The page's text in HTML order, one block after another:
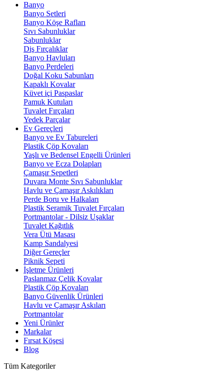
Banyo
Banyo Setleri
Banyo Köşe Rafları
Sıvı Sabunluklar
Sabunluklar
Diş Fırçalıklar
Banyo Havluları
Banyo Perdeleri
Doğal Koku Sabunları
Kapaklı Kovalar
Küvet içi Paspaslar
Pamuk Kutuları
Tuvalet Fırçaları
Yedek Parçalar
Ev Gereçleri
Banyo ve Ev Tabureleri
Plastik Çöp Kovaları
Yaşlı ve Bedensel Engelli Ürünleri
Banyo ve Ecza Dolapları
Çamaşır Sepetleri
Duvara Monte Sıvı Sabunluklar
Havlu ve Çamaşır Askılıkları
Perde Boru ve Halkaları
Plastik Seramik Tuvalet Fırçaları
Portmantolar - Dilsiz Uşaklar
Tuvalet Kağıtlık
Vera Ütü Masası
Kamp Sandalyesi
Diğer Gereçler
Piknik Sepeti
İşletme Ürünleri
Paslanmaz Çelik Kovalar
Plastik Çöp Kovaları
Banyo Güvenlik Ürünleri
Havlu ve Çamaşır Askıları
Portmantolar
Yeni Ürünler
Markalar
Fırsat Köşesi
Blog
Tüm Kategoriler